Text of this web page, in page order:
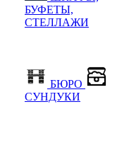
БУФЕТЫ,
СТЕЛЛАЖИ
БЮРО
СУНДУКИ